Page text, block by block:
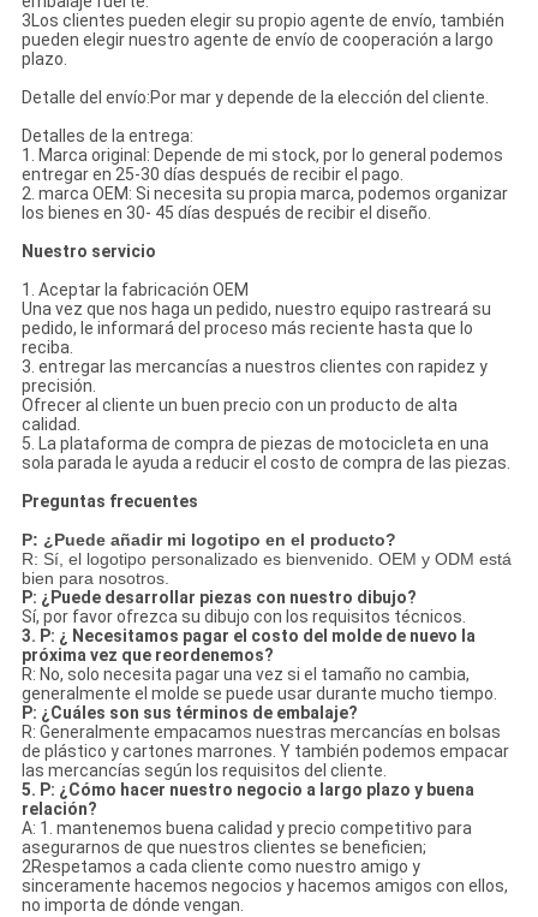
3Los clientes pueden elegir su propio agente de envío, también
pueden elegir nuestro agente de envío de cooperación a largo
plazo.
Detalle del envío:Por mar y depende de la elección del cliente.
Detalles de la entrega:
1. Marca original: Depende de mi stock, por lo general podemos
entregar en 25-30 días después de recibir el pago.
2. marca OEM: Si necesita su propia marca, podemos organizar
los bienes en 30- 45 días después de recibir el diseño.
Nuestro servicio
1. Aceptar la fabricación OEM
Una vez que nos haga un pedido, nuestro equipo rastreará su
pedido, le informará del proceso más reciente hasta que lo
reciba.
3. entregar las mercancías a nuestros clientes con rapidez y
precisión.
Ofrecer al cliente un buen precio con un producto de alta
calidad.
5. La plataforma de compra de piezas de motocicleta en una
sola parada le ayuda a reducir el costo de compra de las piezas.
Preguntas frecuentes
P: ¿Puede añadir mi logotipo en el producto?
R: Sí, el logotipo personalizado es bienvenido. OEM y ODM está
bien para nosotros.
P: ¿Puede desarrollar piezas con nuestro dibujo?
Sí, por favor ofrezca su dibujo con los requisitos técnicos.
3. P: ¿ Necesitamos pagar el costo del molde de nuevo la
próxima vez que reordenemos?
R: No, solo necesita pagar una vez si el tamaño no cambia,
generalmente el molde se puede usar durante mucho tiempo.
P: ¿Cuáles son sus términos de embalaje?
R: Generalmente empacamos nuestras mercancías en bolsas
de plástico y cartones marrones. Y también podemos empacar
las mercancías según los requisitos del cliente.
5. P: ¿Cómo hacer nuestro negocio a largo plazo y buena
relación?
A: 1. mantenemos buena calidad y precio competitivo para
asegurarnos de que nuestros clientes se beneficien;
2Respetamos a cada cliente como nuestro amigo y
sinceramente hacemos negocios y hacemos amigos con ellos,
no importa de dónde vengan.